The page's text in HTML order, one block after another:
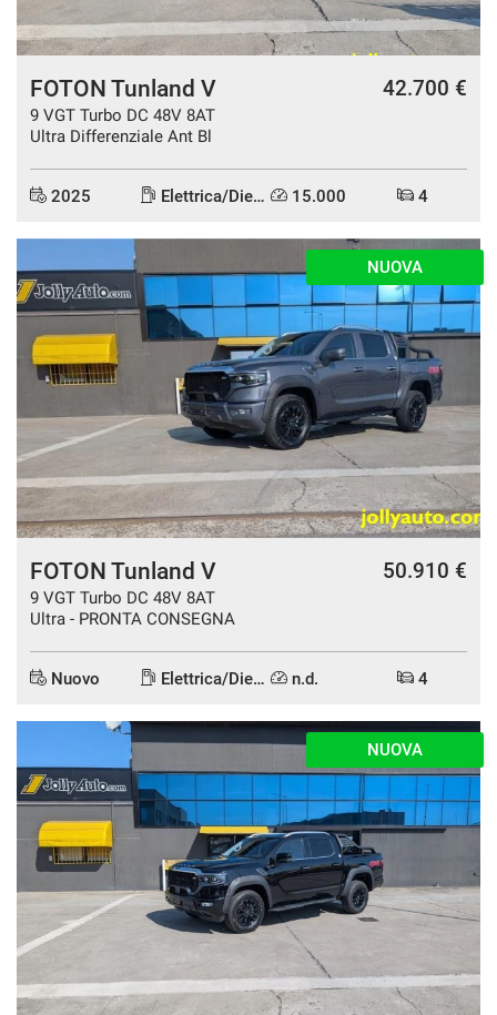
FOTON Tunland V
9 VGT Turbo DC 48V 8AT
Ultra Differenziale Ant Bl
42.700 €
2025 Elettrica/Diesel 15.000 4
NUOVA
FOTON Tunland V
9 VGT Turbo DC 48V 8AT
Ultra - PRONTA CONSEGNA
50.910 €
Nuovo Elettrica/Diesel n.d. 4
NUOVA